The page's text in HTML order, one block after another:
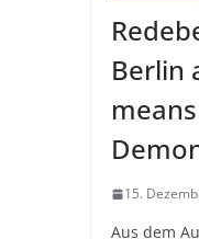
Berlin
15.
Aus dem